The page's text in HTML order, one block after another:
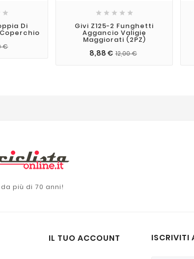

Di
€
    
Givi Z125-2 Funghetti
Aggancio Valigie
Maggiorati (2PZ)
8,88 € 12,00 €
più di 70 anni!
IL TUO ACCOUNT ISCRIVITI